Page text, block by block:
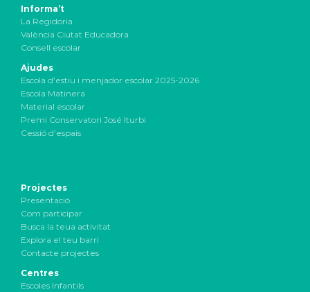
Informa’t
La Regidoria
València Ciutat Educadora
Consell escolar
Ajudes
Escola d’estiu i menjador escolar 2025-2026
Escola Matinera
Material escolar
Premi Conservatori José Iturbi
Cessió d’espais
Projectes
Presentació
Com participar
Busca la teua activitat
Explora el teu barri
Contacte projectes
Centres
Escoles Infantils